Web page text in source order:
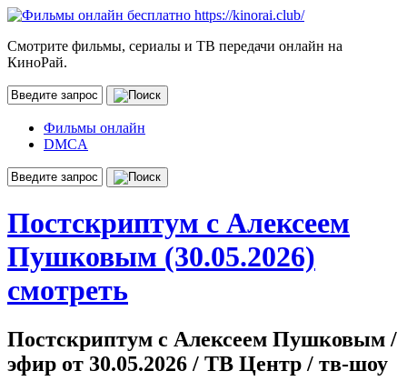
Смотрите фильмы, сериалы и ТВ передачи онлайн на
КиноРай.
Фильмы онлайн
DMCA
Постскриптум с Алексеем
Пушковым (30.05.2026)
смотреть
Постскриптум с Алексеем Пушковым /
эфир от 30.05.2026 / ТВ Центр / тв-шоу